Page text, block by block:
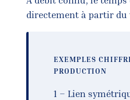
directement à partir du
EXEMPLES
PRODUCTION
1 – Lien